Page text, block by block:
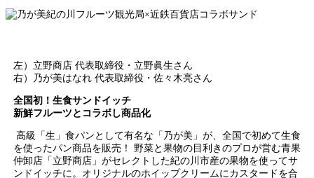
左）立野商店 代表取締役・立野眞生さん
右）乃が美はなれ 代表取締役・佐々木亮さん
全国初！生食サンドイッチ
新鮮フルーツとコラボし商品化
高級「生」食パンとして有名な「乃が美」が、全国で初めて生食
を使ったパン商品を販売！ 野菜と果物の目利きのプロが営む青果
仲卸店「立野商店」がセレクトした紀の川市産の果物を使ってサ
ンドイッチに。オリジナルのホイップクリームにカスタードを合